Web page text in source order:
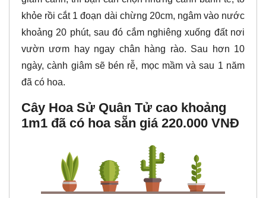
khỏe rồi cắt 1 đoạn dài chừng 20cm, ngâm vào nước
khoảng 20 phút, sau đó cắm nghiêng xuống đất nơi
vườn ươm hay ngay chân hàng rào. Sau hơn 10
ngày, cành giâm sẽ bén rễ, mọc mầm và sau 1 năm
đã có hoa.
Cây Hoa Sử Quân Tử cao khoảng
1m1 đã có hoa sẵn giá 220.000 VNĐ